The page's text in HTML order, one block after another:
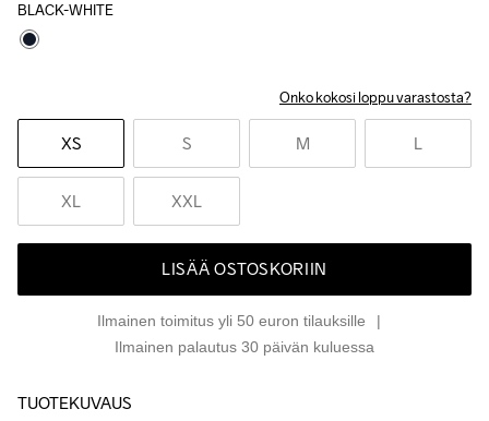
BLACK-WHITE
Onko kokosi loppu varastosta?
XS S M L
XL XXL
LISÄÄ OSTOSKORIIN
Ilmainen toimitus yli 50 euron tilauksille
Ilmainen palautus 30 päivän kuluessa
TUOTEKUVAUS